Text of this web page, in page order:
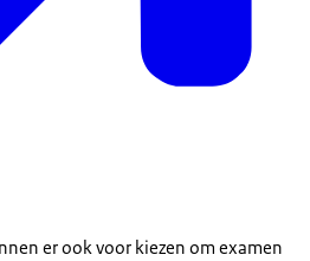
er ook voor kiezen om examen